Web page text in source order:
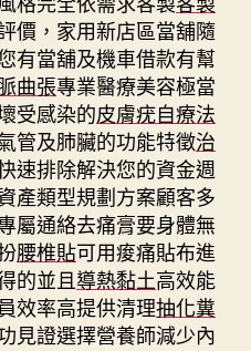
價，家用新店區當舖隨
有當舖及機車借款有幫
曲張專業醫療美容極當
受感染的皮膚疣自療法
管及肺臟的功能特徵治
速排除解決您的資金週
產類型規劃方案顧客多
屬通絡去痛膏要身體無
腰椎貼可用痠痛貼布進
的並且導熱黏土高效能
效率高提供清理抽化糞
見證選擇營養師減少內